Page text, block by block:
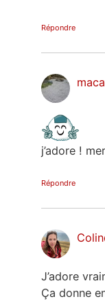
Répondre
j’adore !
Répondre
J’adore
Ça donne